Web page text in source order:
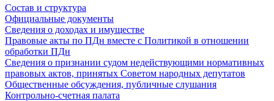
Состав и структура
Официальные документы
Сведения о доходах и имуществе
Правовые акты по ПДн вместе с Политикой в отношении
обработки ПДн
Сведения о признании судом недействующими нормативных
правовых актов, принятых Советом народных депутатов
Общественные обсуждения, публичные слушания
Контрольно-счетная палата